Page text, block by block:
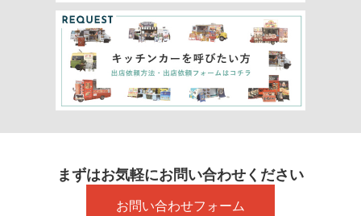
まずはお気軽にお問い合わせください
お問い合わせフォーム